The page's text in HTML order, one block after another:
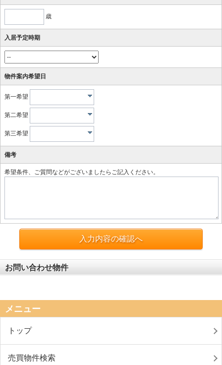
歳
入居予定時期
物件案内希望日
第一希望
第二希望
第三希望
備考
希望条件、ご質問などがございましたらご記入ください。
入力内容の確認へ
お問い合わせ物件
メニュー
トップ
売買物件検索